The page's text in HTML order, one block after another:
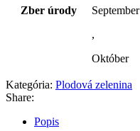
Zber úrody
September
,
Október
Kategória: Plodová zelenina
Share:
Popis